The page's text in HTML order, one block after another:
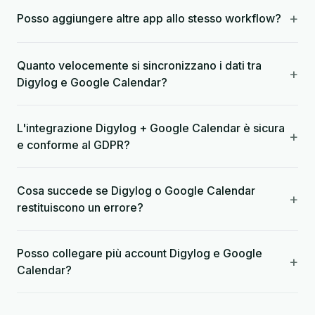
Posso aggiungere altre app allo stesso workflow? +
Quanto velocemente si sincronizzano i dati tra
Digylog e Google Calendar?
+
L'integrazione Digylog + Google Calendar è sicura
e conforme al GDPR?
+
Cosa succede se Digylog o Google Calendar
restituiscono un errore?
+
Posso collegare più account Digylog e Google
Calendar?
+